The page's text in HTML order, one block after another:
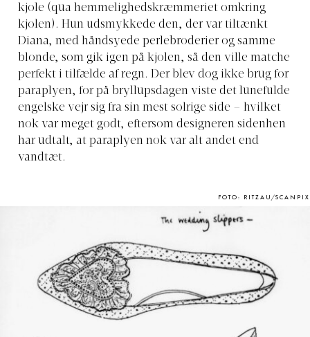
kjole (qua hemmelighedskræmmeriet omkring
kjolen). Hun udsmykkede den, der var tiltænkt
Diana, med håndsyede perlebroderier og samme
blonde, som gik igen på kjolen, så den ville matche
perfekt i tilfælde af regn. Der blev dog ikke brug for
paraplyen, for på bryllupsdagen viste det lunefulde
engelske vejr sig fra sin mest solrige side – hvilket
nok var meget godt, eftersom designeren sidenhen
har udtalt, at paraplyen nok var alt andet end
vandtæt.
FOTO: RITZAU/SCANPIX